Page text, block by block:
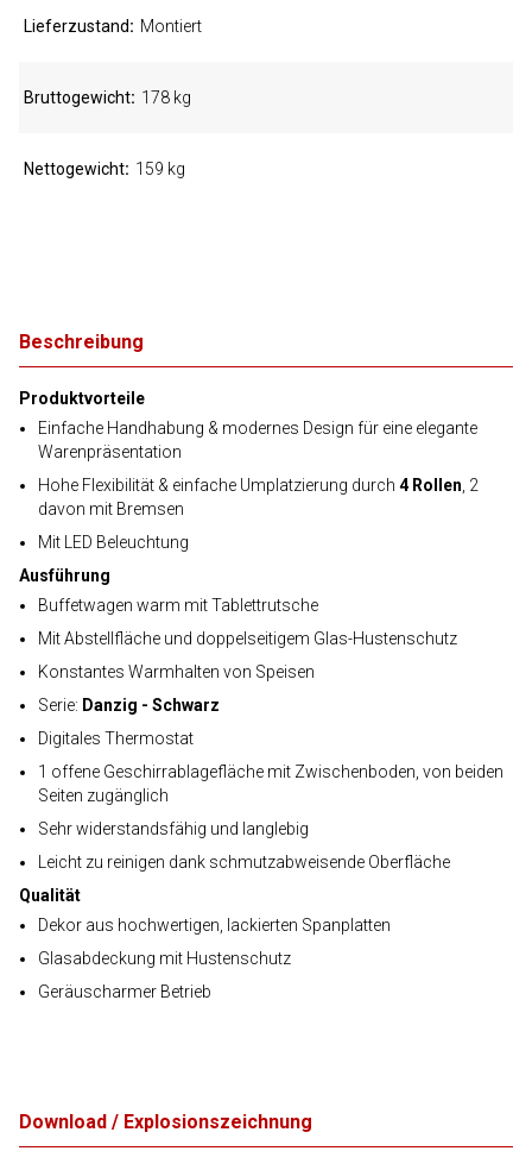
Beschreibung
Produktvorteile
Einfache Handhabung & modernes Design für eine elegante
Warenpräsentation
Hohe Flexibilität & einfache Umplatzierung durch 4 Rollen , 2
davon mit Bremsen
Mit LED Beleuchtung
Ausführung
Buffetwagen warm mit Tablettrutsche
Mit Abstellfläche und doppelseitigem Glas-Hustenschutz
Konstantes Warmhalten von Speisen
Serie: Danzig - Schwarz
Digitales Thermostat
1 offene Geschirrablagefläche mit Zwischenboden, von beiden
Seiten zugänglich
Sehr widerstandsfähig und langlebig
Leicht zu reinigen dank schmutzabweisende Oberfläche
Qualität
Dekor aus hochwertigen, lackierten Spanplatten
Glasabdeckung mit Hustenschutz
Geräuscharmer Betrieb
Lieferzustand Montiert
Bruttogewicht 178 kg
Nettogewicht 159 kg
Download / Explosionszeichnung